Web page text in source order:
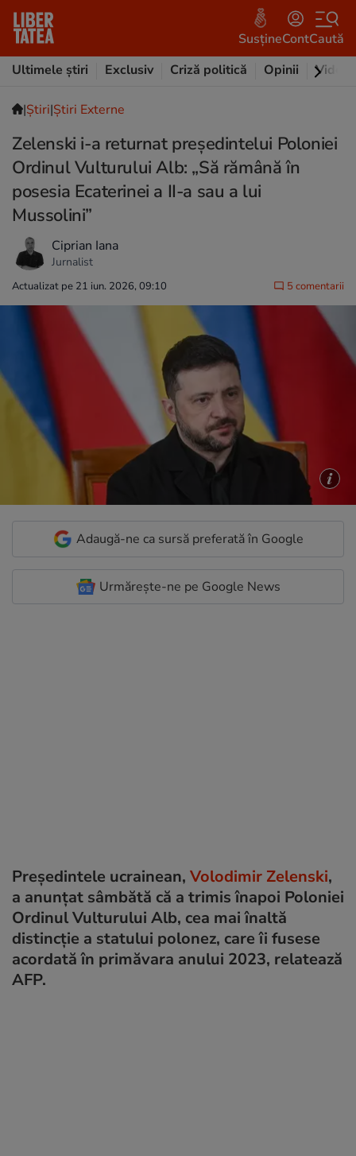
SusțineContCaută
Ultimele știri
Exclusiv Criză politică Opinii Video
|Ştiri|Știri Externe
Zelenski i-a returnat președintelui Poloniei
Ordinul Vulturului Alb: „Să rămână în
posesia Ecaterinei a II-a sau a lui
Mussolini”
Ciprian Iana
Jurnalist
Actualizat pe 21 iun. 2026, 09:10 5 comentarii
Adaugă-ne ca sursă preferată în Google
Urmărește-ne pe Google News
Președintele ucrainean, Volodimir Zelenski,
a anunțat sâmbătă că a trimis înapoi Poloniei
Ordinul Vulturului Alb, cea mai înaltă
distincție a statului polonez, care îi fusese
acordată în primăvara anului 2023, relatează
AFP.